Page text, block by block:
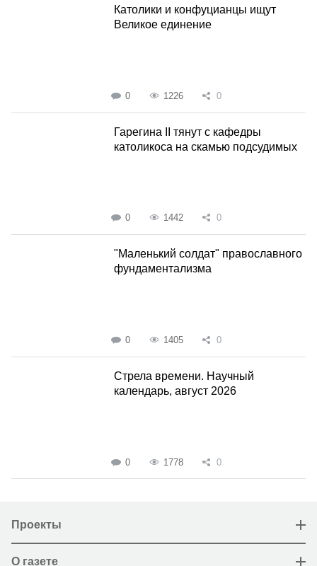
Католики и конфуцианцы ищут
Великое единение
0 1226 0
Гарегина II тянут с кафедры
католикоса на скамью подсудимых
0 1442 0
"Маленький солдат" православного
фундаментализма
0 1405 0
Стрела времени. Научный
календарь, август 2026
0 1778 0
Проекты
О газете